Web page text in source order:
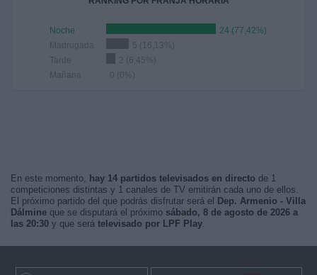
Noche
24 (77,42%)
Madrugada
5 (16,13%)
Tarde
2 (6,45%)
Mañana
0 (0%)
En este momento, hay 14 partidos televisados en directo de 1
competiciones distintas y 1 canales de TV emitirán cada uno de ellos.
El próximo partido del que podrás disfrutar será el
Dep. Armenio - Villa
Dálmine que se disputará el próximo sábado, 8 de agosto de 2026 a
las 20:30 y que será televisado por LPF Play.